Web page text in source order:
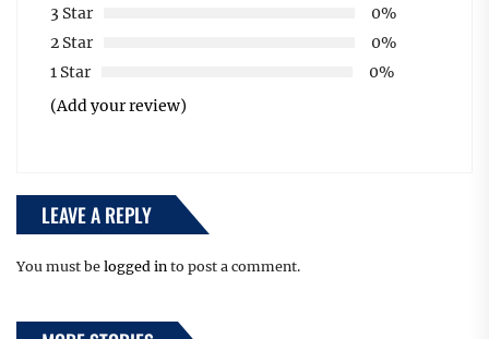
3 Star
0%
2 Star
0%
1 Star
0%
(Add your review)
LEAVE A REPLY
You must be logged in to post a comment.